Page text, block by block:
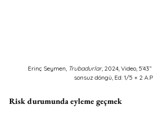
Erinç Seymen, Trubadurlar, 2024, Video, 5’43’’
sonsuz döngü, Ed: 1/5 + 2 A.P
Risk durumunda eyleme geçmek